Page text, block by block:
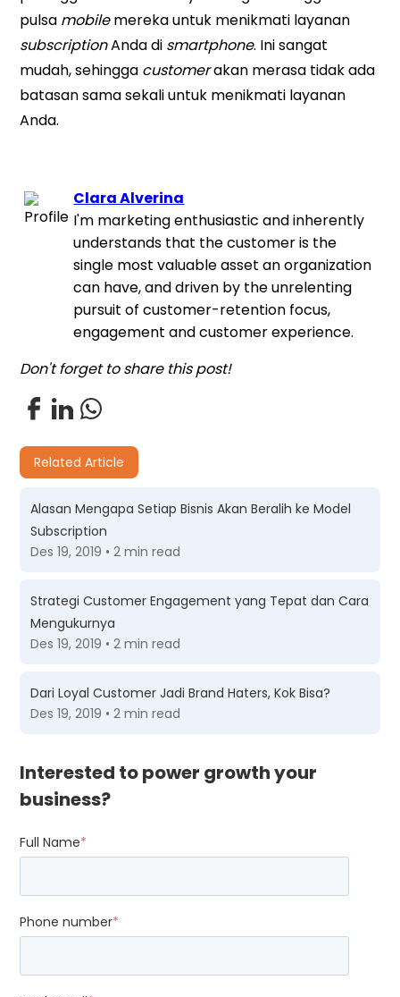
pulsa mobilemereka untuk menikmati layanan
subscriptionAnda di smartphone. Ini sangat
mudah, sehingga customerakan merasa tidak ada
batasan sama sekali untuk menikmati layanan
Anda.
Clara Alverina
I'm marketing enthusiastic and inherently
understands that the customer is the
single most valuable asset an organization
can have, and driven by the unrelenting
pursuit of customer-retention focus,
engagement and customer experience.
Don't forget to share this post!
Related Article
Alasan Mengapa Setiap Bisnis Akan Beralih ke Model
Subscription
Des 19, 2019 • 2 min read
Strategi Customer Engagement yang Tepat dan Cara
Mengukurnya
Des 19, 2019 • 2 min read
Dari Loyal Customer Jadi Brand Haters, Kok Bisa?
Des 19, 2019 • 2 min read
Interested to power growth your
business?
Full Name*
Phone number*